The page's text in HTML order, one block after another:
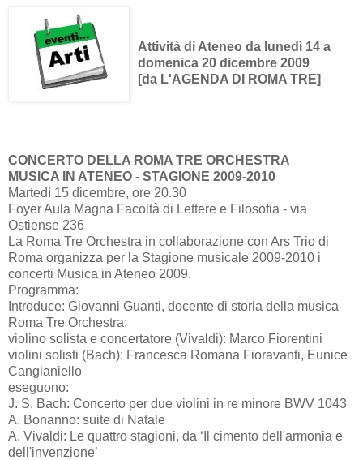
Attività di Ateneo da lunedì 14 a
domenica 20 dicembre 2009
[da L'AGENDA DI ROMA TRE]
CONCERTO DELLA ROMA TRE ORCHESTRA
MUSICA IN ATENEO - STAGIONE 2009-2010
Martedì 15 dicembre, ore 20.30
Foyer Aula Magna Facoltà di Lettere e Filosofia - via
Ostiense 236
La Roma Tre Orchestra in collaborazione con Ars Trio di
Roma organizza per la Stagione musicale 2009-2010 i
concerti Musica in Ateneo 2009.
Programma:
Introduce: Giovanni Guanti, docente di storia della musica
Roma Tre Orchestra:
violino solista e concertatore (Vivaldi): Marco Fiorentini
violini solisti (Bach): Francesca Romana Fioravanti, Eunice
Cangianiello
eseguono:
J. S. Bach: Concerto per due violini in re minore BWV 1043
A. Bonanno: suite di Natale
A. Vivaldi: Le quattro stagioni, da ‘Il cimento dell'armonia e
dell'invenzione’